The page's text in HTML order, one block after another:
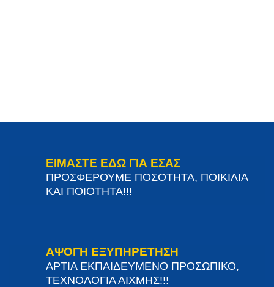
ΕΙΜΑΣΤΕ ΕΔΩ ΓΙΑ ΕΣΑΣ
ΠΡΟΣΦΕΡΟΥΜΕ ΠΟΣΟΤΗΤΑ, ΠΟΙΚΙΛΙΑ
ΚΑΙ ΠΟΙΟΤΗΤΑ!!!
ΑΨΟΓΗ ΕΞΥΠΗΡΕΤΗΣΗ
ΑΡΤΙΑ ΕΚΠΑΙΔΕΥΜΕΝΟ ΠΡΟΣΩΠΙΚΟ,
ΤΕΧΝΟΛΟΓΙΑ ΑΙΧΜΗΣ!!!